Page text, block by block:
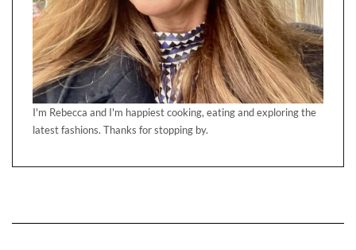
I'm Rebecca and I'm happiest cooking, eating and exploring the
latest fashions. Thanks for stopping by.